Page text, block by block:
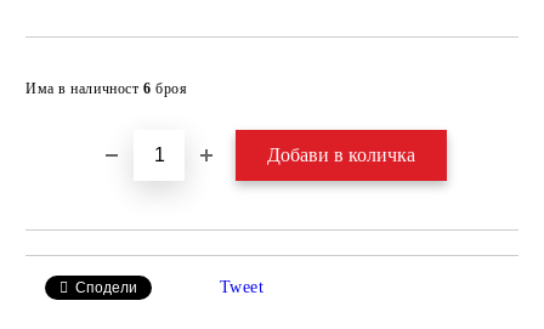
Има в наличност 6 броя
Сподели Tweet